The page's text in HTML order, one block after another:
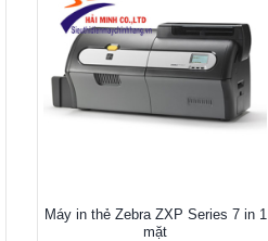
Máy in thẻ Zebra ZXP Series 7 in 1
mặt